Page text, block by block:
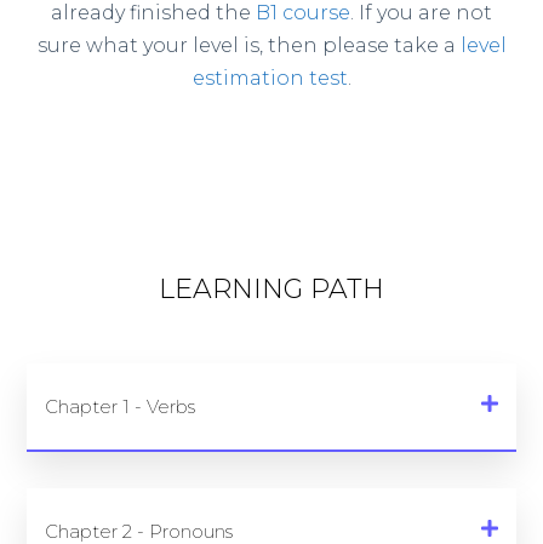
already finished the B1 course. If you are not
sure what your level is, then please take a
level
estimation test.
LEARNING PATH
Chapter 1 - Verbs
Chapter 2 - Pronouns